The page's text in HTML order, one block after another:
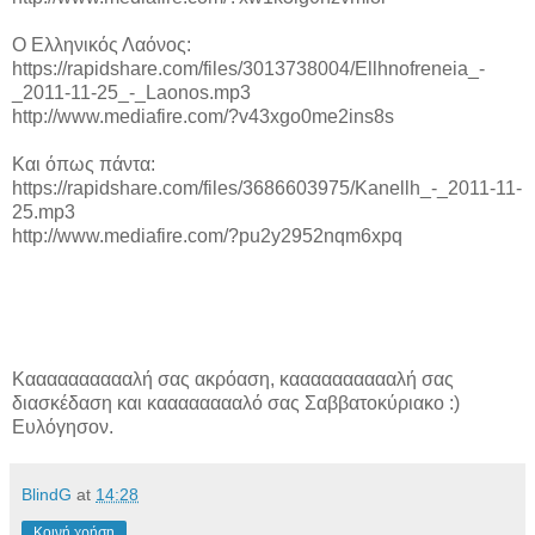
Ο Ελληνικός Λαόνος:
https://rapidshare.com/files/3013738004/Ellhnofreneia_-
_2011-11-25_-_Laonos.mp3
http://www.mediafire.com/?v43xgo0me2ins8s
Και όπως πάντα:
https://rapidshare.com/files/3686603975/Kanellh_-_2011-11-
25.mp3
http://www.mediafire.com/?pu2y2952nqm6xpq
Κααααααααααλή σας ακρόαση, κααααααααααλή σας
διασκέδαση και κααααααααλό σας Σαββατοκύριακο :)
Ευλόγησον.
BlindG at 14:28